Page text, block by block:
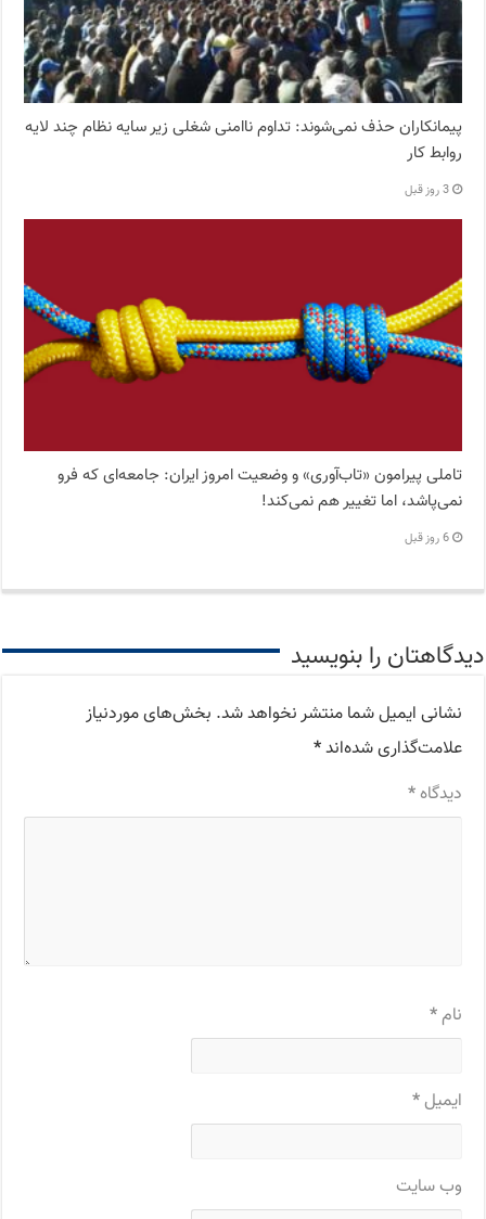
پیمانکاران حذف نمی‌شوند: تداوم ناامنی شغلی زیر سایه نظام چند لایه
روابط کار
3 روز قبل
تاملی پیرامون «تاب‌آوری» و وضعیت امروز ایران: جامعه‌ای که فرو
نمی‌پاشد، اما تغییر هم نمی‌کند!
6 روز قبل
دیدگاهتان را بنویسید
نشانی ایمیل شما منتشر نخواهد شد. بخش‌های موردنیاز
علامت‌گذاری شده‌اند*
دیدگاه*
نام*
ایمیل*
وب‌ سایت